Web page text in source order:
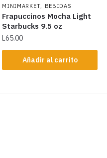
MINIMARKET, BEBIDAS
Frapuccinos Mocha Light
Starbucks 9.5 oz
L65.00
Añadir al carrito